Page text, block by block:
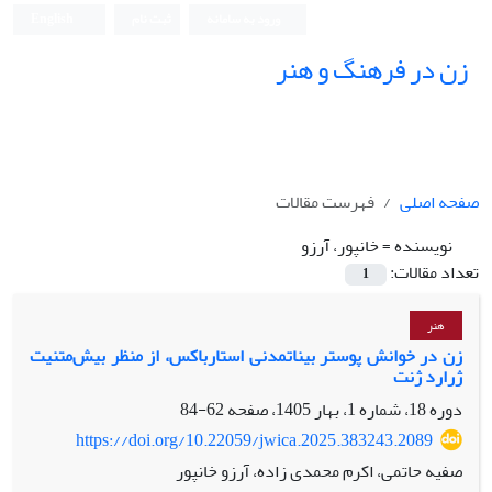
زن در فرهنگ و هنر
صفحه اصلی
فهرست مقالات
نویسنده =خانپور، آرزو
تعداد مقالات:
1
هنر
زن در خوانش پوستر بیناتمدنی استارباکس، از منظر بیش‌متنیت
ژرارد ژنت
دوره 18، شماره 1، بهار 1405، صفحه
62-84
https://doi.org/10.22059/jwica.2025.383243.2089
صفیه حاتمی، اکرم محمدی زاده، آرزو خانپور